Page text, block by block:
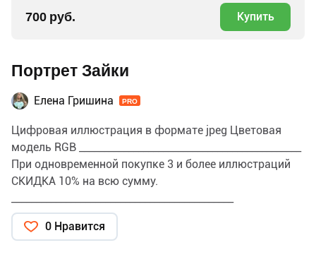
700 руб. Купить
Портрет Зайки
Елена Гришина PRO
Цифровая иллюстрация в формате jpeg Цветовая
модель RGB _____________________________________________
При одновременной покупке 3 и более иллюстраций
СКИДКА 10% на всю сумму.
ПРИМЕНЕНИЕ и ЛИЦЕНЗИЯ Данную иллюстрацию
можно использовать для личных и коммерческих
0 Нравится